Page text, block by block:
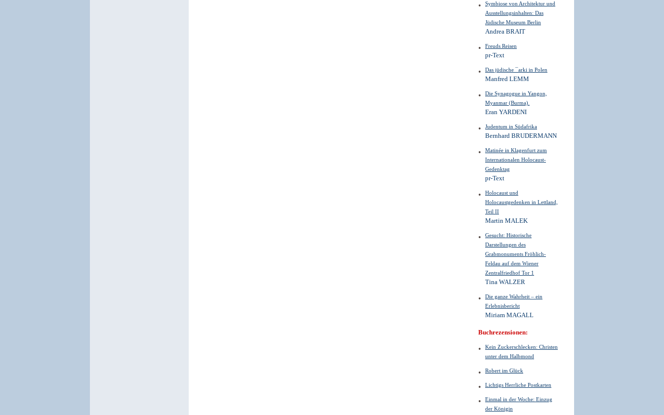
Symbiose von Architektur und
Ausstellungsinhalten: Das
Jüdische Museum Berlin
Andrea BRAIT
Freuds Reisen
pr-Text
Das jüdische ¯arki in Polen
Manfred LEMM
Die Synagogue in Yangon,
Myanmar (Burma).
Eran YARDENI
Judentum in Südafrika
Bernhard BRUDERMANN
Matinée in Klagenfurt zum
Internationalen Holocaust-
Gedenktag
pr-Text
Holocaust und
Holocaustgedenken in Lettland,
Teil II
Martin MALEK
Gesucht: Historische
Darstellungen des
Grabmonuments Fröhlich-
Feldau auf dem Wiener
Zentralfriedhof Tor 1
Tina WALZER
Die ganze Wahrheit – ein
Erlebnisbericht
Miriam MAGALL
Buchrezensionen:
Kein Zuckerschlecken: Christen
unter dem Halbmond
Robert im Glück
Lichtigs Herrliche Postkarten
Einmal in der Woche: Einzug
der Königin